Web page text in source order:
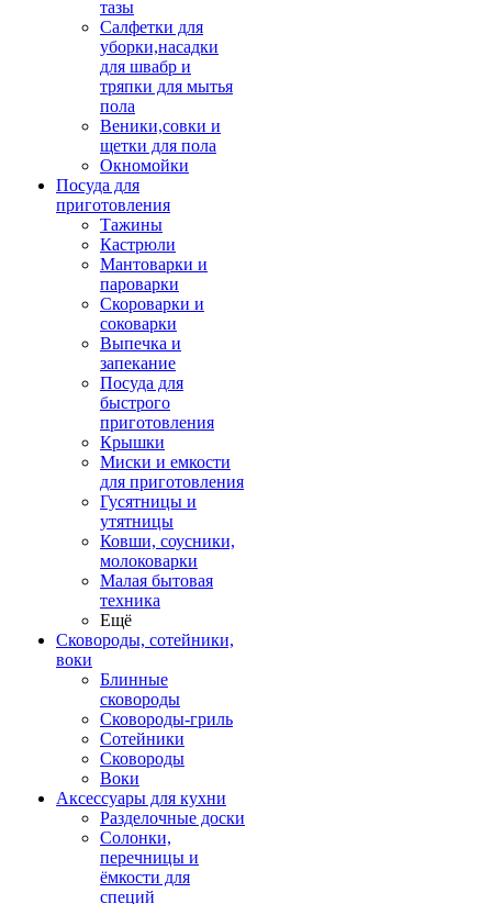
тазы
Салфетки для
уборки,насадки
для швабр и
тряпки для мытья
пола
Веники,совки и
щетки для пола
Окномойки
Посуда для
приготовления
Тажины
Кастрюли
Мантоварки и
пароварки
Скороварки и
соковарки
Выпечка и
запекание
Посуда для
быстрого
приготовления
Крышки
Миски и емкости
для приготовления
Гусятницы и
утятницы
Ковши, соусники,
молоковарки
Малая бытовая
техника
Ещё
Сковороды, сотейники,
воки
Блинные
сковороды
Сковороды-гриль
Сотейники
Сковороды
Воки
Аксессуары для кухни
Разделочные доски
Солонки,
перечницы и
ёмкости для
специй